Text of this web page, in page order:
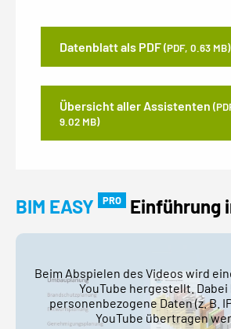
Datenblatt als PDF(PDF, 0.63 MB)
Übersicht aller Assistenten
9.02 MB)
BIM EASY PRO Einführung
Beim Abspielen des Videos wird
YouTube hergestellt.
personenbezogene Daten (z. B.
YouTube übertragen